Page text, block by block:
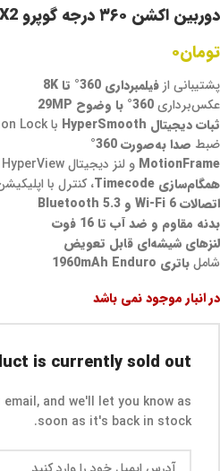
دوربین اکشن ۳۶۰ درجه گوپرو GoPro MAX2
تومان۰
پشتیبانی از فیلمبرداری 360° تا 8K
عکس‌برداری360° با وضوح 29MP
ثبات دیجیتال HyperSmooth
با Horizon Lock
ضبط صدا به‌صورت 360°
MotionFrame و لنز دیجیتال Max HyperView
همگام‌سازی Timecode
، کنترل با
اتصالات Wi-Fi 6 و Bluetooth 5.3
بدنه مقاوم و ضد آب تا 16 فوت
لنزهای شیشه‌ای قابل تعویض
شاملباتری 1960mAh Enduro
در انبار موجود نمی باشد
is currently sold out.
and we'll let you know as
soon as it's back in stock.